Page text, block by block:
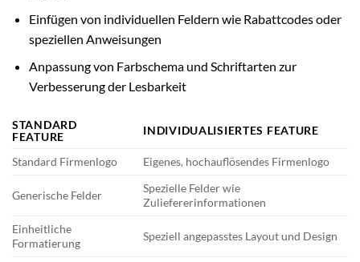
Einfügen von individuellen Feldern wie Rabattcodes oder
speziellen Anweisungen
Anpassung von Farbschema und Schriftarten zur
Verbesserung der Lesbarkeit
STANDARD
FEATURE
INDIVIDUALISIERTES FEATURE
Standard Firmenlogo Eigenes, hochauflösendes Firmenlogo
Generische Felder
Spezielle Felder wie
Zuliefererinformationen
Einheitliche
Formatierung
Speziell angepasstes Layout und Design